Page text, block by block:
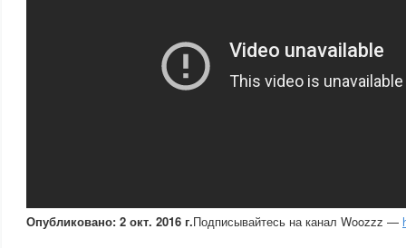
Опубликовано: 2 окт. 2016 г.Подписывайтесь на канал Woozzz —